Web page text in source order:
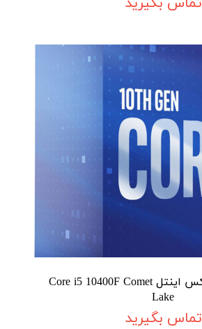
پردازنده بدون باکس اینتل Core i5 10400F Comet
Lake
تماس بگیرید